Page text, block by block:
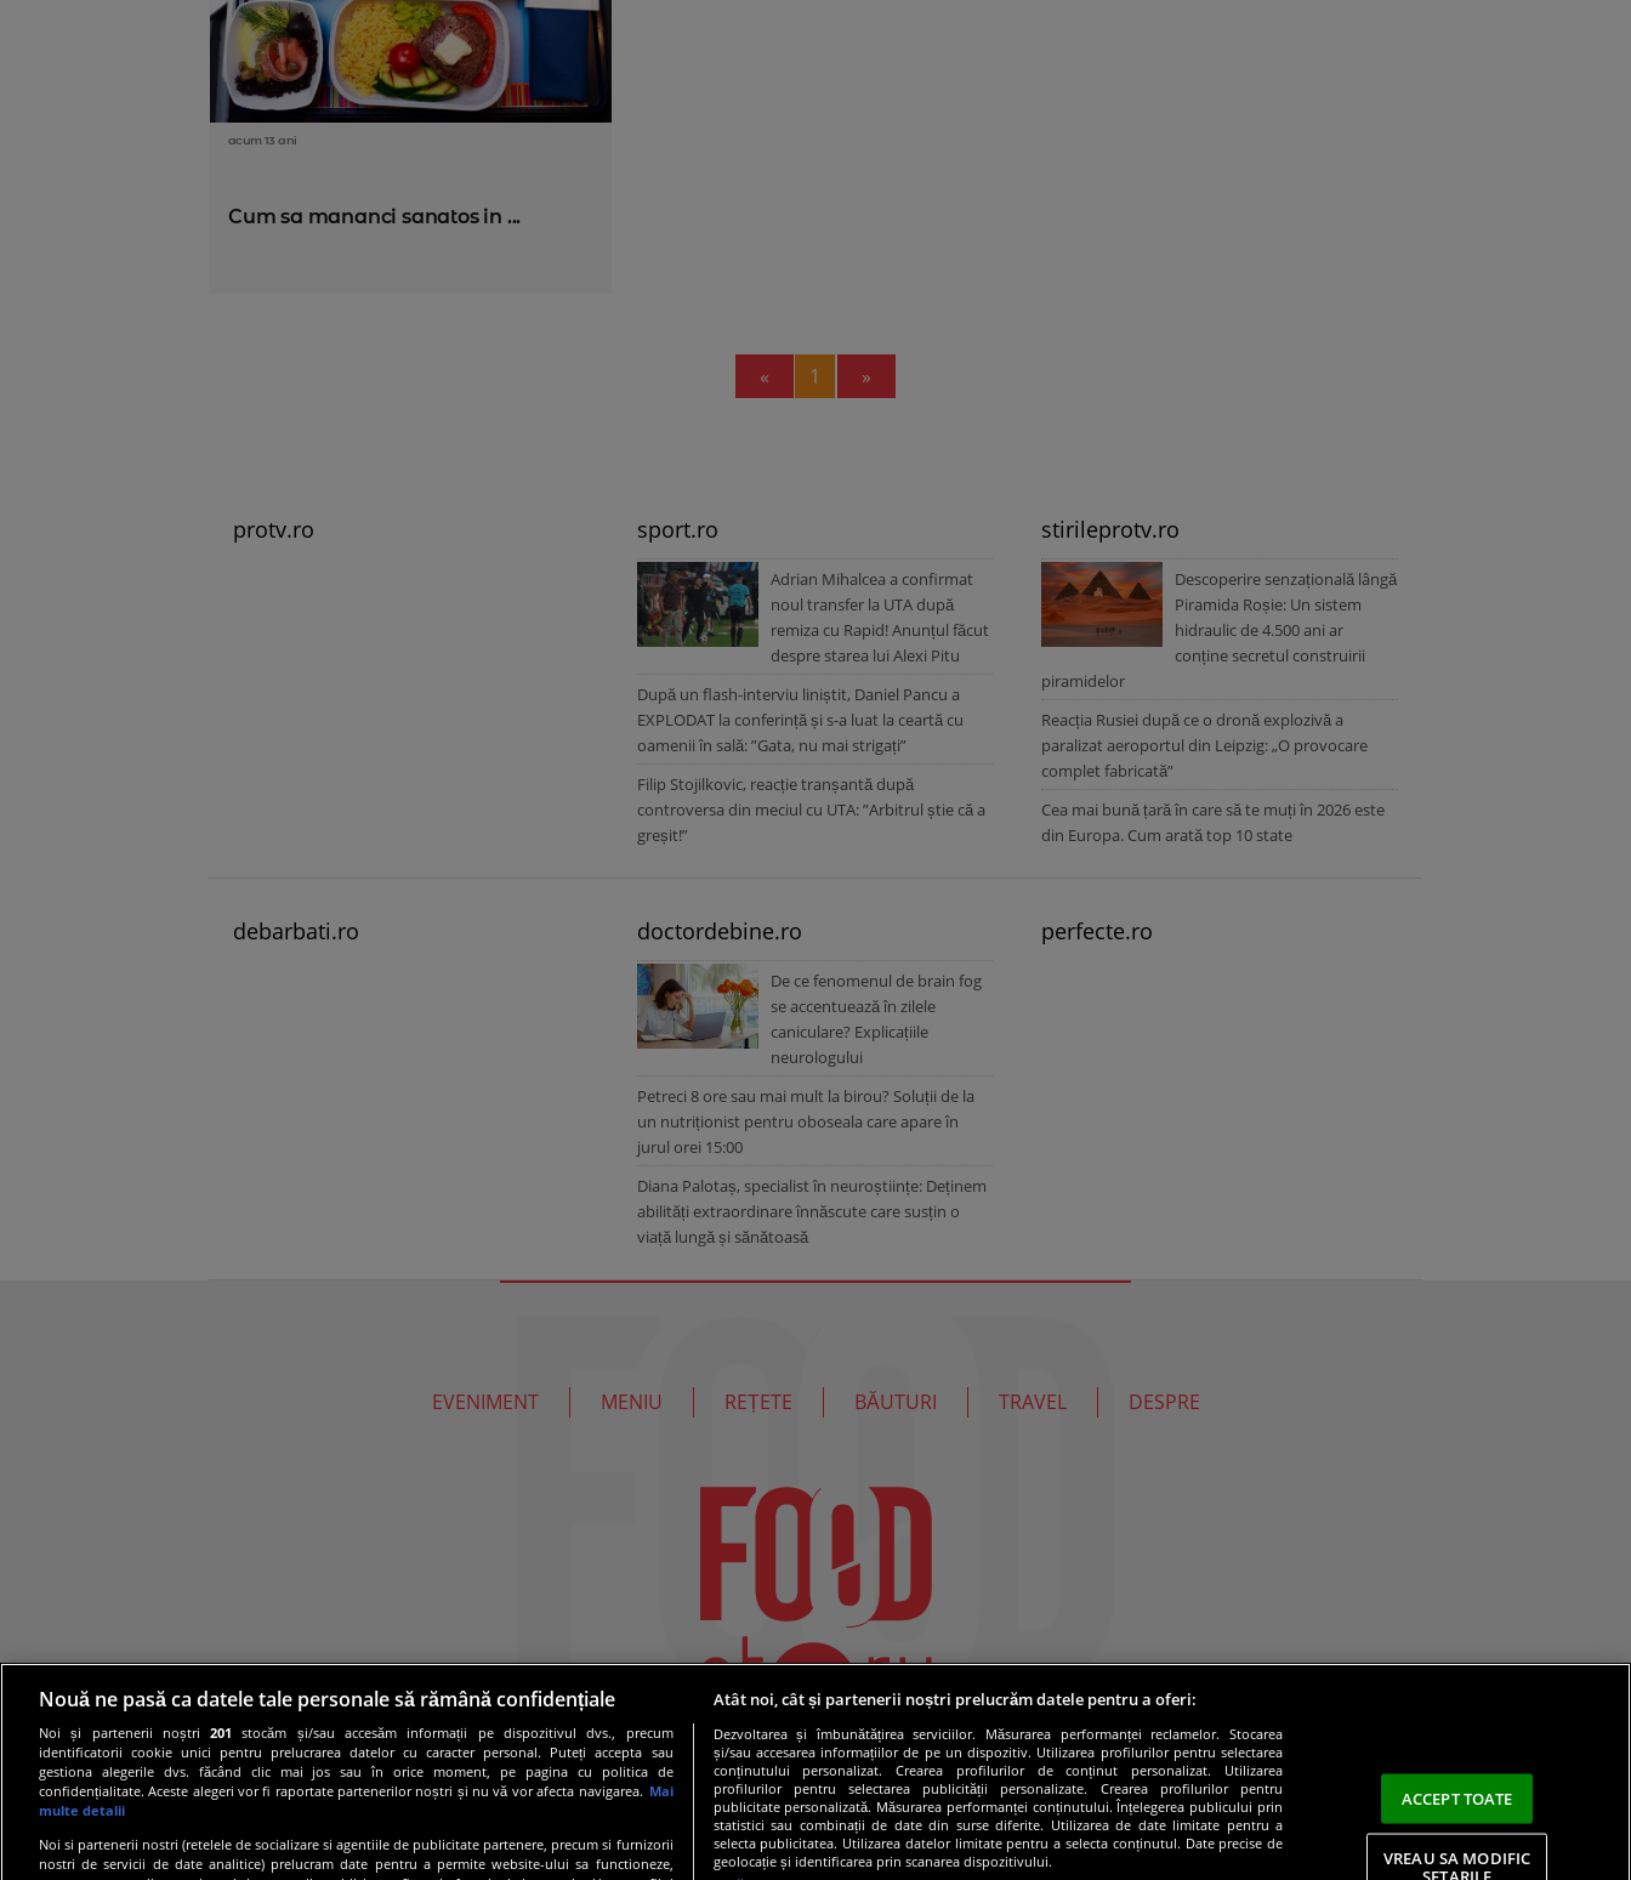
acum 13 ani
Cum sa mananci sanatos in ...
« Previous
1 »
protv.ro sport.ro
Adrian Mihalcea a confirmat
noul transfer la UTA după
remiza cu Rapid! Anunțul făcut
despre starea lui Alexi Pitu
După un flash-interviu liniștit, Daniel Pancu a
EXPLODAT la conferință și s-a luat la ceartă cu
oamenii în sală: ”Gata, nu mai strigați”
Filip Stojilkovic, reacție tranșantă după
controversa din meciul cu UTA: ”Arbitrul știe că a
greșit!”
stirileprotv.ro
Descoperire senzațională lângă
Piramida Roșie: Un sistem
hidraulic de 4.500 ani ar
conține secretul construirii
piramidelor
Reacția Rusiei după ce o dronă explozivă a
paralizat aeroportul din Leipzig: „O provocare
complet fabricată”
Cea mai bună țară în care să te muți în 2026 este
din Europa. Cum arată top 10 state
debarbati.ro doctordebine.ro
De ce fenomenul de brain fog
se accentuează în zilele
caniculare? Explicațiile
neurologului
Petreci 8 ore sau mai mult la birou? Soluții de la
un nutriționist pentru oboseala care apare în
jurul orei 15:00
Diana Palotaș, specialist în neuroștiințe: Deținem
abilități extraordinare înnăscute care susțin o
viață lungă și sănătoasă
perfecte.ro
EVENIMENT MENIU REȚETE BĂUTURI TRAVEL DESPRE
Nouă ne pasă ca datele tale personale să rămână confidențiale
Noi și partenerii noștri201 stocăm și/sau accesăm informații pe dispozitivul dvs., precum
identificatorii cookie unici pentru prelucrarea datelor cu caracter personal. Puteți accepta sau
gestiona alegerile dvs. făcând clic mai jos sau în orice moment, pe pagina cu politica de
confidențialitate. Aceste alegeri vor fi raportate partenerilor noștri și nu vă vor afecta navigarea. Mai
multe detalii
Noi si partenerii nostri (retelele de socializare si agentiile de publicitate partenere, precum si furnizorii
nostri de servicii de date analitice) prelucram date pentru a permite website-ului sa functioneze,
Atât noi, cât și partenerii noștri prelucrăm datele pentru a oferi:
Dezvoltarea și îmbunătățirea serviciilor. Măsurarea performanței reclamelor. Stocarea
și/sau accesarea informațiilor de pe un dispozitiv. Utilizarea profilurilor pentru selectarea
conținutului personalizat. Crearea profilurilor de conținut personalizat. Utilizarea
profilurilor pentru selectarea publicității personalizate. Crearea profilurilor pentru
publicitate personalizată. Măsurarea performanței conținutului. Înțelegerea publicului prin
statistici sau combinații de date din surse diferite. Utilizarea de date limitate pentru a
selecta publicitatea. Utilizarea datelor limitate pentru a selecta conținutul. Date precise de
geolocație și identificarea prin scanarea dispozitivului.
ACCEPT TOATE
VREAU SA MODIFIC